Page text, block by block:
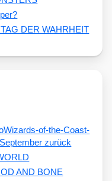
DER WAHRHEIT
Wizards-of-the-Coast-
zurück
AND BONE